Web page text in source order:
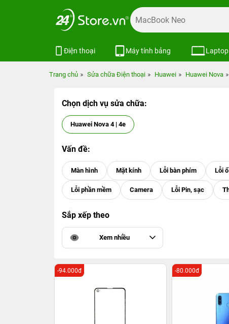
Điện thoại Máy tính bảng Laptop
Trang chủ Sửa chữa Điện thoại Huawei Huawei Nova
Chọn dịch vụ sửa chữa:
Huawei Nova 4 | 4e
Vấn đề:
Sắp xếp theo
Xem nhiều
-94.000đ -80.000đ